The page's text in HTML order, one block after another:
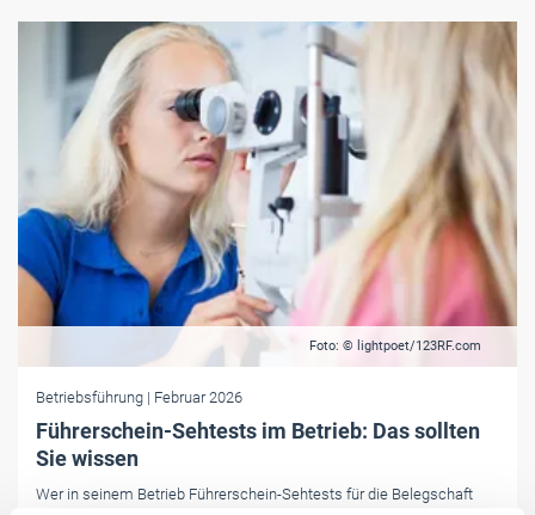
Foto: © lightpoet/123RF.com
Betriebsführung | Februar 2026
Führerschein-Sehtests im Betrieb: Das sollten
Sie wissen
Wer in seinem Betrieb Führerschein-Sehtests für die Belegschaft